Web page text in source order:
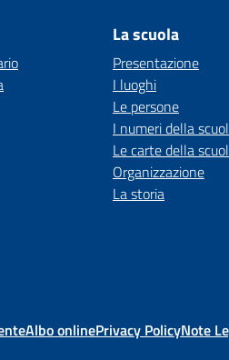
La scuola
Presentazione
I luoghi
Le persone
I numeri della
Le carte della
Organizzazione
La storia
Albo onlinePrivacy PolicyNote